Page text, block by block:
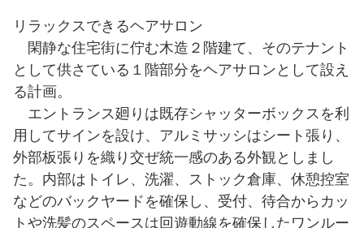
リラックスできるヘアサロン
閑静な住宅街に佇む木造２階建て、そのテナント
として供さている１階部分をヘアサロンとして設え
る計画。
エントランス廻りは既存シャッターボックスを利
用してサインを設け、アルミサッシはシート張り、
外部板張りを織り交ぜ統一感のある外観としまし
た。内部はトイレ、洗濯、ストック倉庫、休憩控室
などのバックヤードを確保し、受付、待合からカッ
トや洗髪のスペースは回遊動線を確保したワンルー